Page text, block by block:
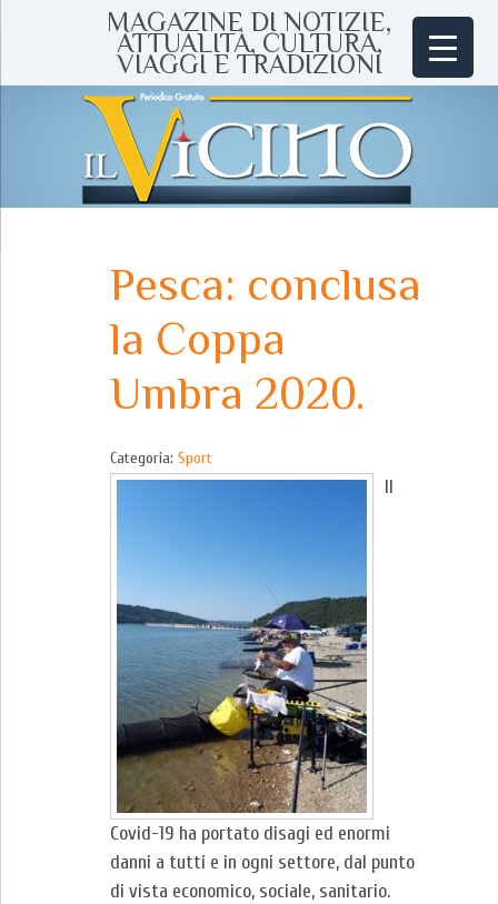
MAGAZINE DI NOTIZIE,
ATTUALITÀ, CULTURA,
VIAGGI E TRADIZIONI
Pesca: conclusa
la Coppa
Umbra 2020.
Categoria: Sport
Il
Covid-19 ha portato disagi ed enormi
danni a tutti e in ogni settore, dal punto
di vista economico, sociale, sanitario.